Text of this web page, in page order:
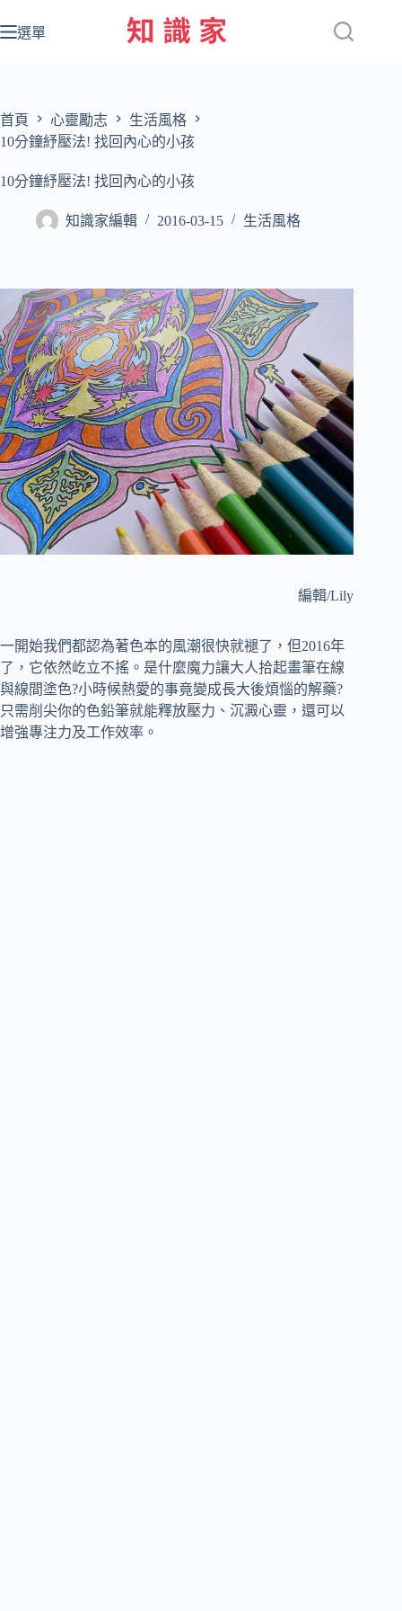
至
容
選單
首頁 心靈勵志
生活風格
10分鐘紓壓法! 找回內心的小孩
10分鐘紓壓法! 找回內心的小孩
知識家編輯 2016-03-15 生活風格
編輯/Lily
一開始我們都認為著色本的風潮很快就褪了，但2016年
了，它依然屹立不搖。是什麼魔力讓大人拾起畫筆在線
與線間塗色?小時候熱愛的事竟變成長大後煩惱的解藥?
只需削尖你的色鉛筆就能釋放壓力、沉澱心靈，還可以
增強專注力及工作效率。